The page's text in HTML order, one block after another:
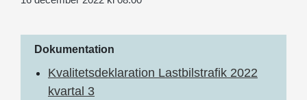
Dokumentation
Kvalitetsdeklaration Lastbilstrafik 2022
kvartal 3